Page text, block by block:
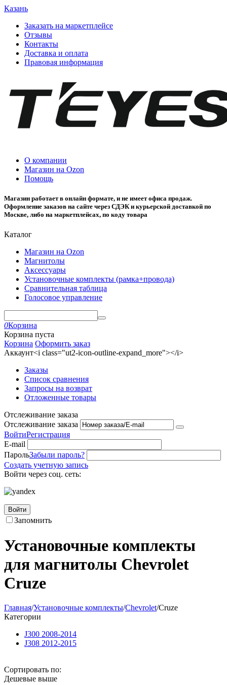
Казань
Заказать на маркетплейсе
Отзывы
Контакты
Доставка и оплата
Правовая информация
О компании
Магазин на Ozon
Помощь
Магазин работает в онлайн формате, и не имеет офиса продаж.
Оформление заказов на сайте через СДЭК и курьерской доставкой по
Москве, либо на маркетплейсах, по коду товара
Каталог
Магазин на Ozon
Магнитолы
Аксессуары
Установочные комплекты (рамка+провода)
Сравнительная таблица
Голосовое управление
0Корзина
Корзина пуста
Корзина Оформить заказ
Аккаунт<i class="ut2-icon-outline-expand_more"></i>
Заказы
Список сравнения
Запросы на возврат
Отложенные товары
Отслеживание заказа
Отслеживание заказа
ВойтиРегистрация
E-mail
ПарольЗабыли пароль?
Создать учетную запись
Войти через соц. сеть:
Войти
Запомнить
Установочные комплекты
для магнитолы Chevrolet
Cruze
Главная/Установочные комплекты/Chevrolet/Cruze
Категории
J300 2008-2014
J308 2012-2015
Сортировать по:
Дешевые выше